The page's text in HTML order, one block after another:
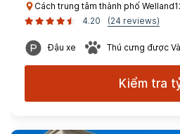
Cách trung tâm thành phố
4.20
(24 reviews)
Đậu xe Thú cưng được
Kiểm tra